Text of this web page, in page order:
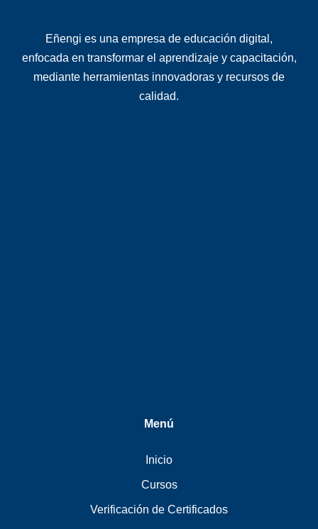
Eñengi es una empresa de educación digital ,
enfocada en transformar el aprendizaje y capacitación,
mediante herramientas innovadoras y recursos de
calidad.
Menú
Inicio
Cursos
Verificación de Certificados